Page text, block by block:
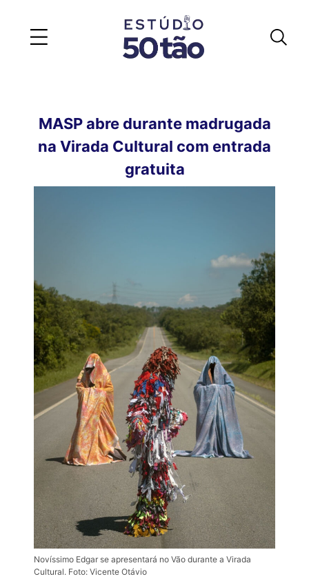
MASP abre durante madrugada
na Virada Cultural com entrada
gratuita
Novíssimo Edgar se apresentará no Vão durante a Virada
Cultural. Foto: Vicente Otávio